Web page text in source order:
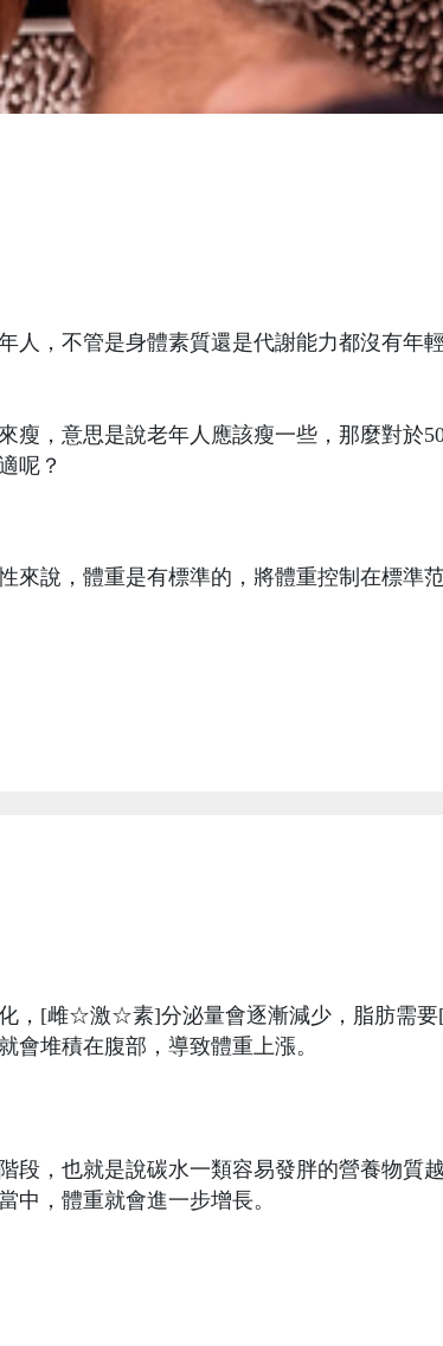
人，不管是身體素質還是代謝能力都沒有年
瘦，意思是說老年人應該瘦一些，那麼對於
呢？
來說，體重是有標準的，將體重控制在標準
，[雌☆激☆素]分泌量會逐漸減少，脂肪需
堆積在腹部，導致體重上漲。
段，也就是說碳水一類容易發胖的營養物質
中，體重就會進一步增長。